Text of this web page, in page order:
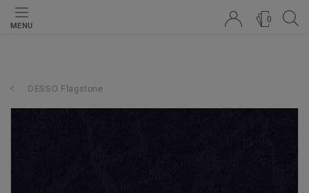
MENU
0
DESSO Flagstone